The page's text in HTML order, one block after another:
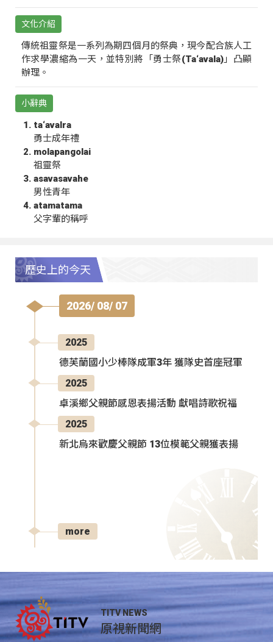
文化介紹
傳統祖靈祭是一系列為期四個月的祭典，現今配合族人工
作求學濃縮為一天，並特別將「勇士祭(Ta‘avala)」凸顯
辦理。
小辭典
ta‘avalra
勇士成年禮
molapangolai
祖靈祭
asavasavahe
男性青年
atamatama
父字輩的稱呼
歷史上的今天
2026/ 08/ 07
2025
德芙蘭國小少棒隊成軍3年 獲隊史首座冠軍
2025
卓溪鄉父親節感恩表揚活動 獻唱詩歌祝福
2025
新北烏來歡慶父親節 13位模範父親獲表揚
more
TITV NEWS
原視新聞網